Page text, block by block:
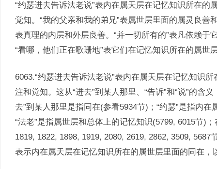
“约瑟进去告诉法老说”表内在属天层在记忆知识所在的
觉知。“我的父亲和我的弟兄”表属世层里面的属灵良善
表真理的内层和外层良善。“并一切所有的”表凡依赖于
“看哪，他们正在歌珊地”表它们在记忆知识所在的属世
6063.“约瑟进去告诉法老说”表内在属天层在记忆知识
注和觉知。这从“进去”到某人那里、“告诉”和“说”的含
去”到某人那里是指同在(参看5934节)；“约瑟”是指内在
“法老”是指属世层和总体上的记忆知识(5799, 6015节)
1819, 1822, 1898, 1919, 2080, 2619, 2862, 3509, 5687
表示内在属天层在记忆知识所在的属世层里面的同在，